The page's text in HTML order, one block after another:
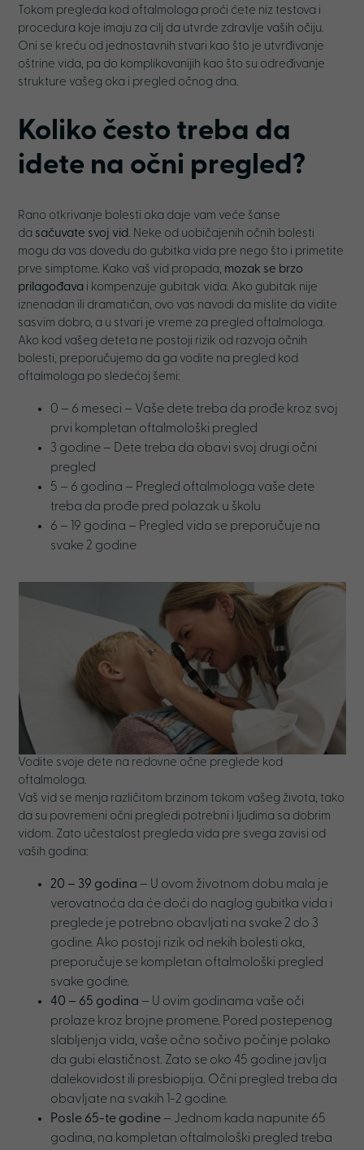
Tokom pregleda kod oftalmologa proći ćete niz testova i
procedura koje imaju za cilj da utvrde zdravlje vaših očiju.
Oni se kreću od jednostavnih stvari kao što je utvrđivanje
oštrine vida, pa do komplikovanijih kao što su određivanje
strukture vašeg oka i pregled očnog dna.
Koliko često treba da
idete na očni pregled?
Rano otkrivanje bolesti oka daje vam veće šanse
da sačuvate svoj vid . Neke od uobičajenih očnih bolesti
mogu da vas dovedu do gubitka vida pre nego što i primetite
prve simptome. Kako vaš vid propada, mozak se brzo
prilagođava i kompenzuje gubitak vida. Ako gubitak nije
iznenadan ili dramatičan, ovo vas navodi da mislite da vidite
sasvim dobro, a u stvari je vreme za pregled oftalmologa.
Ako kod vašeg deteta ne postoji rizik od razvoja očnih
bolesti, preporučujemo da ga vodite na pregled kod
oftalmologa po sledećoj šemi:
0 – 6 meseci – Vaše dete treba da prođe kroz svoj
prvi kompletan oftalmološki pregled
3 godine – Dete treba da obavi svoj drugi očni
pregled
5 – 6 godina – Pregled oftalmologa vaše dete
treba da prođe pred polazak u školu
6 – 19 godina – Pregled vida se preporučuje na
svake 2 godine
Vodite svoje dete na redovne očne preglede kod
oftalmologa.
Vaš vid se menja različitom brzinom tokom vašeg života, tako
da su povremeni očni pregledi potrebni i ljudima sa dobrim
vidom. Zato učestalost pregleda vida pre svega zavisi od
vaših godina:
20 – 39 godina – U ovom životnom dobu mala je
verovatnoća da će doći do naglog gubitka vida i
preglede je potrebno obavljati na svake 2 do 3
godine. Ako postoji rizik od nekih bolesti oka,
preporučuje se kompletan oftalmološki pregled
svake godine.
40 – 65 godina – U ovim godinama vaše oči
prolaze kroz brojne promene. Pored postepenog
slabljenja vida, vaše očno sočivo počinje polako
da gubi elastičnost. Zato se oko 45 godine javlja
dalekovidost ili presbiopija. Očni pregled treba da
obavljate na svakih 1-2 godine.
Posle 65-te godine – Jednom kada napunite 65
godina, na kompletan oftalmološki pregled treba